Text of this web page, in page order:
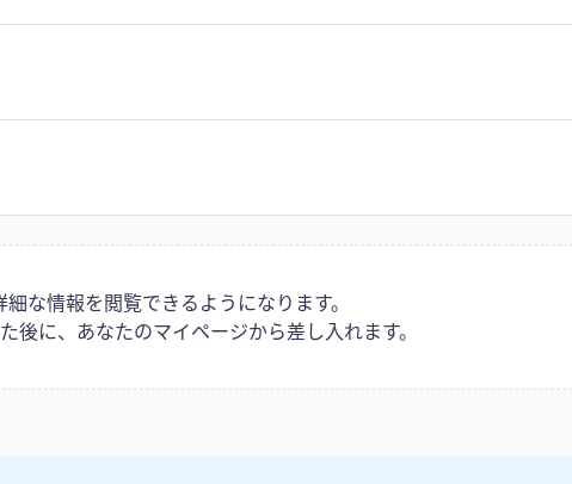
な情報を閲覧できるようになります。
後に、あなたのマイページから差し入れます。